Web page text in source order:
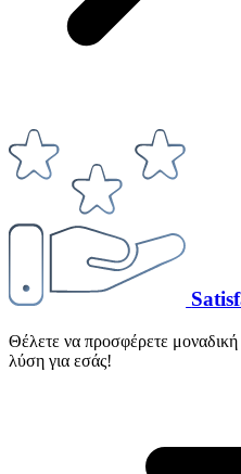
Θέλετε να προσφέρετε μοναδική
λύση για εσάς!